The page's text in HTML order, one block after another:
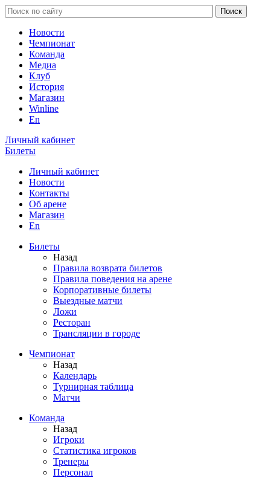
Новости
Чемпионат
Команда
Медиа
Клуб
История
Магазин
Winline
En
Личный кабинет
Билеты
Личный кабинет
Новости
Контакты
Об арене
Магазин
En
Билеты
Назад
Правила возврата билетов
Правила поведения на арене
Корпоративные билеты
Выездные матчи
Ложи
Ресторан
Трансляции в городе
Чемпионат
Назад
Календарь
Турнирная таблица
Матчи
Команда
Назад
Игроки
Статистика игроков
Тренеры
Персонал